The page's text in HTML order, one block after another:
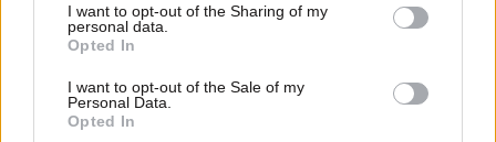
not limited to your visit or usage behaviour. You may click to
grant or deny consent to Google and its third-party tags to
use your data for below specified purposes in below Google
consent section.
I want to opt-out of the Sharing of my
personal data.
Opted In
I want to opt-out of the Sale of my
Personal Data.
Opted In